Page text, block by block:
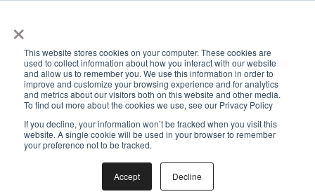
×
This website stores cookies on your computer. These cookies are
used to collect information about how you interact with our website
and allow us to remember you. We use this information in order to
improve and customize your browsing experience and for analytics
and metrics about our visitors both on this website and other media.
To find out more about the cookies we use, see our Privacy Policy
If you decline, your information won’t be tracked when you visit this
website. A single cookie will be used in your browser to remember
your preference not to be tracked.
Accept Decline